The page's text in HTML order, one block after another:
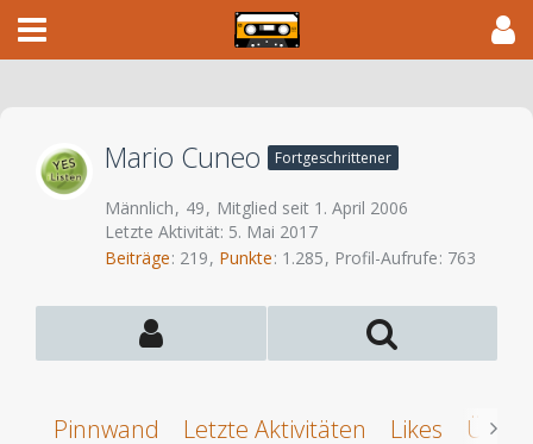
Mario Cuneo Fortgeschrittener
Männlich 49
Mitglied seit 1. April 2006
Letzte Aktivität: 5. Mai 2017
Beiträge 219 Punkte 1.285 Profil-Aufrufe 763
Pinnwand Letzte Aktivitäten Likes Über